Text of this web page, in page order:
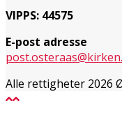
VIPPS: 44575
E-post adresse
Alle rettigheter 2026